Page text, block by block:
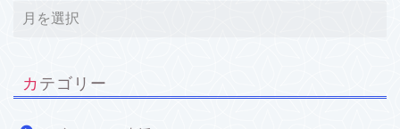
カテゴリー